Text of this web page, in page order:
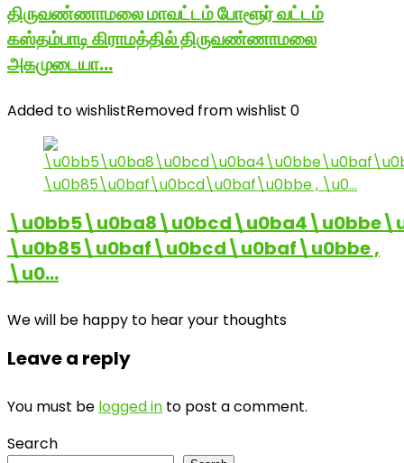
திருவண்ணாமலை மாவட்டம் போளூர் வட்டம்
கஸ்தம்பாடி கிராமத்தில் திருவண்ணாமலை
அகமுடையா…
Added to wishlistRemoved from wishlist 0
\u0b85\u0baf\u0bcd\u0baf\u0bbe ,
\u0…
We will be happy to hear your thoughts
Leave a reply
You must be logged in to post a comment.
Search